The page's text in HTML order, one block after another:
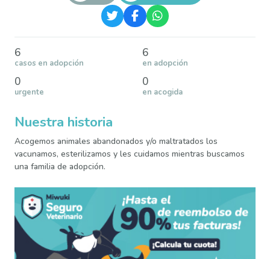
6
casos en adopción
6
en adopción
0
urgente
0
en acogida
Nuestra historia
Acogemos animales abandonados y/o maltratados los
vacunamos, esterilizamos y les cuidamos mientras buscamos
una familia de adopción.